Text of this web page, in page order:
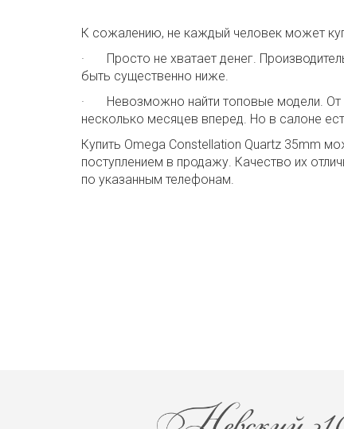
К сожалению, не каждый человек может
· Просто не хватает денег.
быть существенно ниже.
· Невозможно найти топовые модели. От
несколько месяцев вперед. Но в салоне
Купить Omega Constellation Quartz 35mm
поступлением в продажу. Качество их
по указанным телефонам.